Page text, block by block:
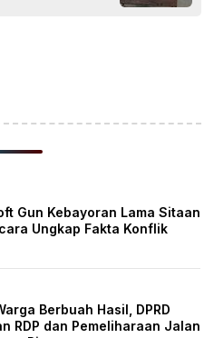
Gun Kebayoran Lama Sitaan
Ungkap Fakta Konflik
Berbuah Hasil, DPRD
RDP dan Pemeliharaan Jalan